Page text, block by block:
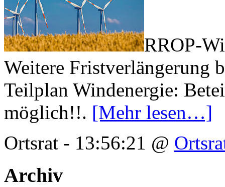
RROP-
Weitere Fristverlängerung
Teilplan Windenergie:
möglich!!. [Mehr lesen…]
Ortsrat - 13:56:21 @
Archiv